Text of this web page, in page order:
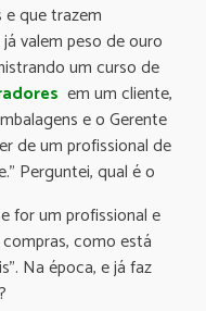
que trazem
valem peso de ouro
um curso de
em um cliente,
e o Gerente
de um profissional de
Perguntei, qual é o
for um profissional e
como está
Na época, e já faz